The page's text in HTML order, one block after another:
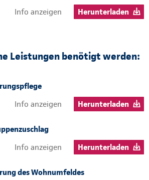
Info anzeigen
Herunterladen
Leistungen benötigt werden:
Info anzeigen
Herunterladen
Info anzeigen
Herunterladen
des Wohnumfeldes